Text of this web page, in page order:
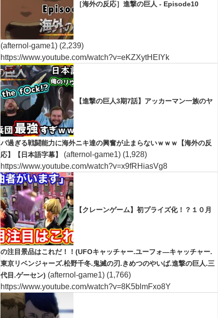
［海外の反応］進撃の巨人 - Episode10
(afternol-game1) (2,239)
https://www.youtube.com/watch?v=eKZXytHEIYk
【進撃の巨人3期7話】アッカーマン一族のヤ
バ過ぎる戦闘能力に海外ニキ達の興奮が止まらないｗｗｗ【海外の反
応】【日本語字幕】
(afternol-game1) (1,928)
https://www.youtube.com/watch?v=x9fRHiasVg8
【クレーンゲーム】初プライズ化！？１０月
の注目景品はこれだ！！(UFOキャッチャー.ユーフォ―キャッチャー.
東京リベンジャーズ.松野千冬.鬼滅の刃.きめつのやいば.進撃の巨人.三
代目.ゲーセン) (afternol-game1) (1,766)
https://www.youtube.com/watch?v=8K5blmFxo8Y